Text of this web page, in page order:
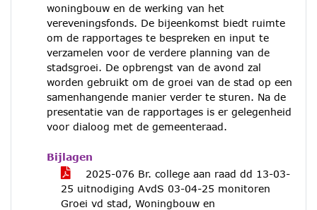
woningbouw en de werking van het
vereveningsfonds. De bijeenkomst biedt ruimte
om de rapportages te bespreken en input te
verzamelen voor de verdere planning van de
stadsgroei. De opbrengst van de avond zal
worden gebruikt om de groei van de stad op een
samenhangende manier verder te sturen. Na de
presentatie van de rapportages is er gelegenheid
voor dialoog met de gemeenteraad.
Bijlagen
2025-076 Br. college aan raad dd 13-03-
25 uitnodiging AvdS 03-04-25 monitoren
Groei vd stad, Woningbouw en